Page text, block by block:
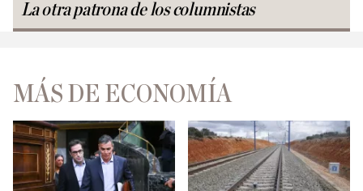
La otra patrona de los columnistas
MÁS DE ECONOMÍA